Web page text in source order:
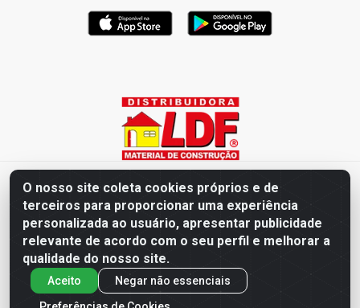
O nosso site coleta cookies próprios e de
terceiros para proporcionar uma experiência
personalizada ao usuário, apresentar publicidade
relevante de acordo com o seu perfil e melhorar a
qualidade do nosso site.
Aceito
Negar não essenciais
Distribuidora LDF - Av. Presidente Tancredo Neves, 203 – Bairro
dos Ipês, João Pessoa / PB - CEP 58028-840 - CNPJ
02.019.761/0003-82